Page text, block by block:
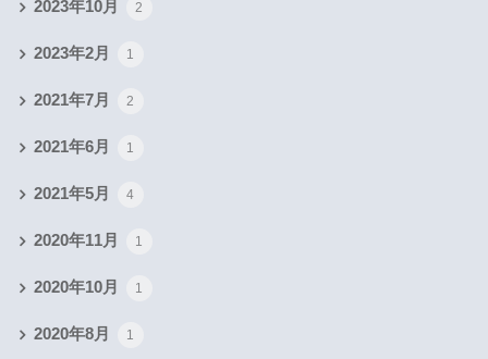
2023年10月 2
2023年2月 1
2021年7月 2
2021年6月 1
2021年5月 4
2020年11月 1
2020年10月 1
2020年8月 1